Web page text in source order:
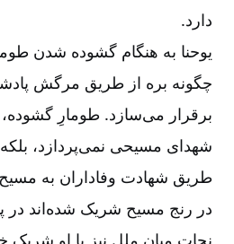
دارد.
یوحنا به هنگام گشوده شدن
چگونه بره از طریق مرگش
برقرار می‌‌سازد. طومارِ گشوده،
شهدای مسیحی نمی‌‌پردازد، بلکه
طریق شهادت وفاداران به
در رنج مسیح شریک شده‌‌اند در